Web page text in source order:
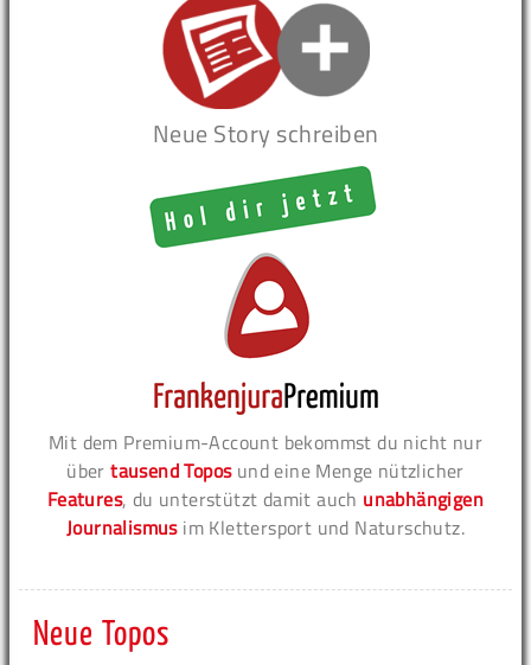
Neue Story schreiben
Mit dem Premium-Account bekommst du nicht nur
übertausend Toposund eine Menge nützlicher
Features, du unterstützt damit auch unabhängigen
Journalismusim Klettersport und Naturschutz.
Neue Topos